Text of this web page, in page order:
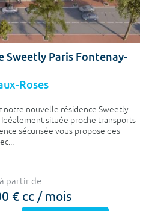
Sweetly Paris Fontenay-
Roses
notre nouvelle résidence Sweetly
Idéalement située proche transports
sécurisée vous propose des
à partir de
€ cc / mois